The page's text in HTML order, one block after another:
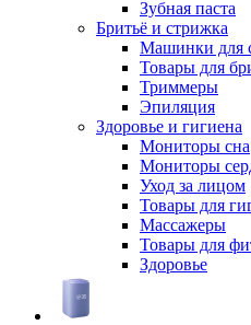
Зубная паста
Бритьё и стрижка
Машинки для
Товары для
Триммеры
Эпиляция
Здоровье и гигиена
Мониторы сна
Мониторы
Уход за лицом
Товары для
Массажеры
Товары для
Здоровье